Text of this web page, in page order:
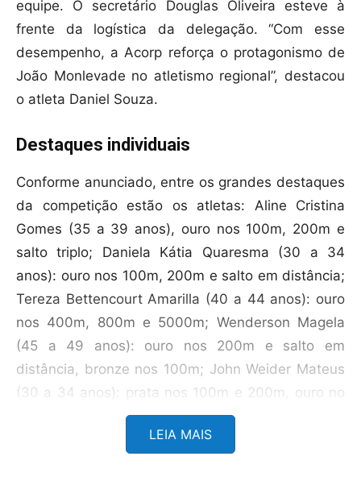
equipe. O secretário Douglas Oliveira esteve à
frente da logística da delegação. “Com esse
desempenho, a Acorp reforça o protagonismo de
João Monlevade no atletismo regional”, destacou
o atleta Daniel Souza.
Destaques individuais
Conforme anunciado, entre os grandes destaques
da competição estão os atletas: Aline Cristina
Gomes (35 a 39 anos), ouro nos 100m, 200m e
salto triplo; Daniela Kátia Quaresma (30 a 34
anos): ouro nos 100m, 200m e salto em distância;
Tereza Bettencourt Amarilla (40 a 44 anos): ouro
nos 400m, 800m e 5000m; Wenderson Magela
(45 a 49 anos): ouro nos 200m e salto em
distância, bronze nos 100m; John Weider Mateus
(30 a 34 anos): prata nos 100m e 200m, ouro no
salto em distância; Wender dos Santos Catarino
(35 a 39 anos): ouro nos 100m, 200m e salto em
LEIA MAIS